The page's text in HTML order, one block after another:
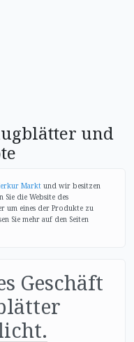
und
Markt und wir besitzen
Sie die Website des
um eines der Produkte zu
Sie mehr auf den Seiten
Geschäft